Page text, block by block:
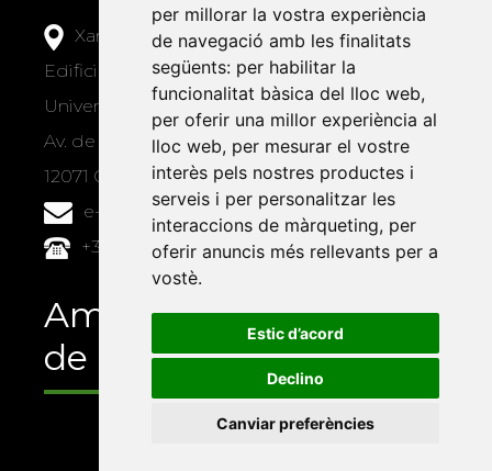
per millorar la vostra experiència
de navegació amb les finalitats
següents: per habilitar la
funcionalitat bàsica del lloc web,
per oferir una millor experiència al
lloc web, per mesurar el vostre
interès pels nostres productes i
serveis i per personalitzar les
interaccions de màrqueting, per
oferir anuncis més rellevants per a
vostè.
Estic d’acord
Declino
Canviar preferències
Xarxa Vives d'Universitats
Edifici Àgora
Universitat Jaume I, local 10
Av. de Vicent Sos Baynat, s/n
12071 Castelló de la Plana
e-buc@vives.org
+34 964 72 89 93
Amb el suport
de